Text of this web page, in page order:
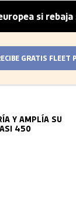
sus metas de
GRATIS FLEET
Y AMPLÍA SU
450